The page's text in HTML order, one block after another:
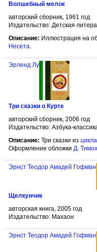
Волшебный мелок
авторский сборник, 1961 год
Издательство: Детская
Описание: Иллюстрация на
Несета.
Эрленд Лу
Три сказки о Курте
авторский сборник, 2006 год
Издательство: Азбука-
Описание: Три сказки из
Оформление обложки Д.
Эрнст Теодор Амадей Гофман
Щелкунчик
авторская книга, 2005 год
Издательство: Махаон
Эрнст Теодор Амадей Гофман